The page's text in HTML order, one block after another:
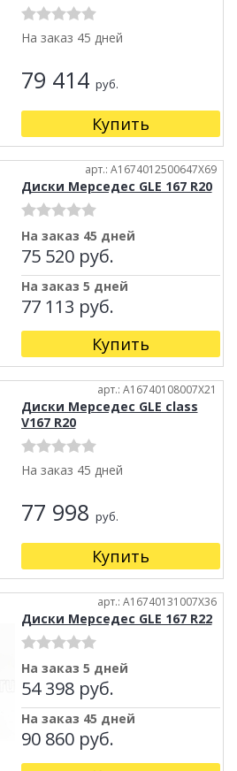
На заказ 45 дней
79 414 руб.
Купить
арт.: A1674012500647X69
Диски Мерседес GLE 167 R20
На заказ 45 дней
75 520 руб.
На заказ 5 дней
77 113 руб.
Купить
арт.: A16740108007X21
Диски Мерседес GLE class
V167 R20
На заказ 45 дней
77 998 руб.
Купить
арт.: A16740131007X36
Диски Мерседес GLE 167 R22
На заказ 5 дней
54 398 руб.
На заказ 45 дней
90 860 руб.